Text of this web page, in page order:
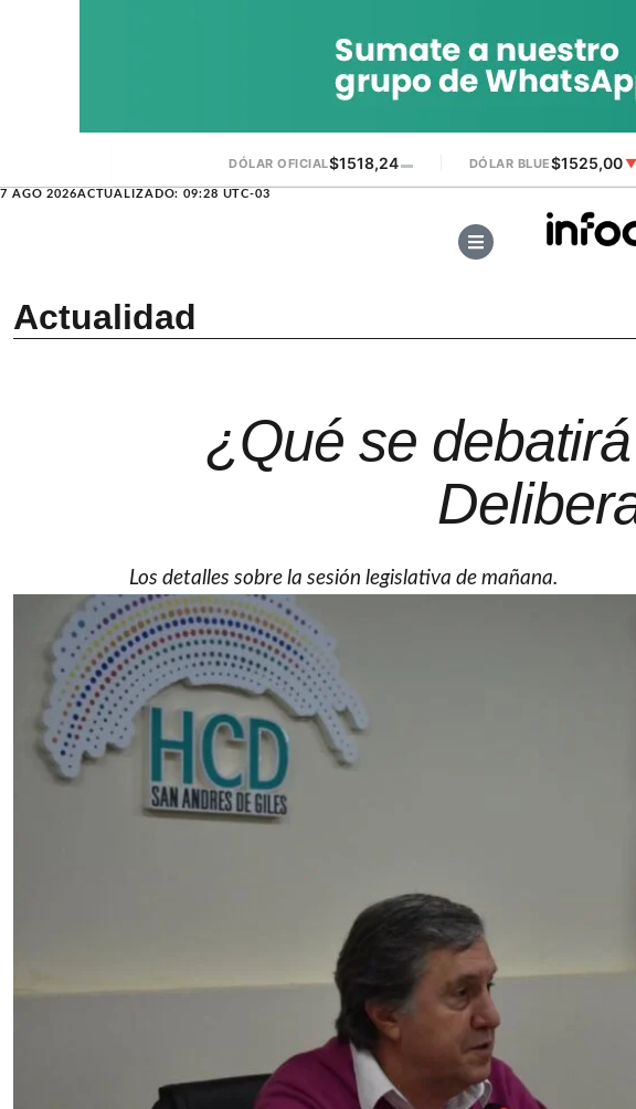
DÓLAR OFICIAL$1518,24▬ DÓLAR BLUE$1525,00▼
7 AGO 2026ACTUALIZADO: 09:28 UTC-03
Actualidad
¿Qué se
Los detalles sobre la sesión legislativa de mañana.